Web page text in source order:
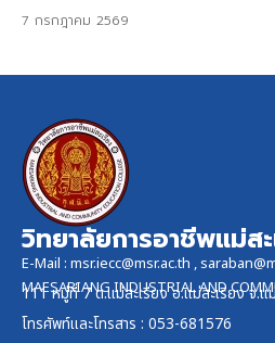
7 กรกฎาคม 2569
วิทยาลัยการอาชีพแม่ส
E-Mail : msr.iecc@msr.ac.th ,
MAESARIANG INDUSTRIAL AND
111 หมู่ที่ 7 ต.แม่สะเรียง อ.แม่สะเรียง จ.
โทรศัพท์และโทรสาร : 053-681576